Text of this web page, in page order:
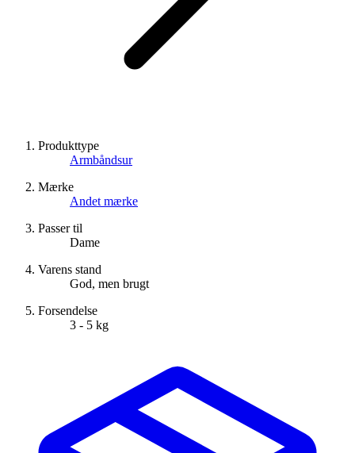
Produkttype
Armbåndsur
Mærke
Andet mærke
Passer til
Dame
Varens stand
God, men brugt
Forsendelse
3 - 5 kg